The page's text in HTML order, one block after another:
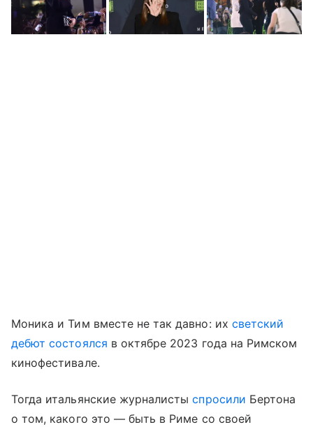
Моника и Тим вместе не так давно: их светский
дебют состоялся в октябре 2023 года на Римском
кинофестивале.
Тогда итальянские журналистыспросили Бертона
о том, какого это — быть в Риме со своей